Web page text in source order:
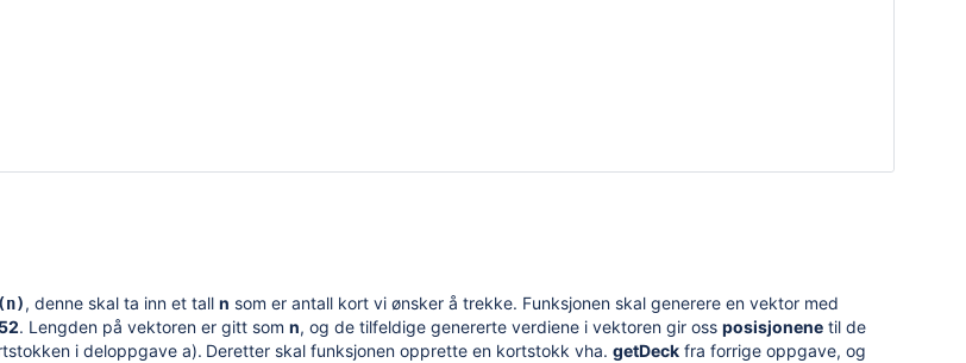
, denne skal ta inn et tall n som er antall kort vi ønsker å trekke. Funksjonen skal generere en vektor med
52. Lengden på vektoren er gitt som n, og de tilfeldige genererte verdiene i vektoren gir oss posisjonene til de
i deloppgave a). Deretter skal funksjonen opprette en kortstokk vha. getDeck fra forrige oppgave, og